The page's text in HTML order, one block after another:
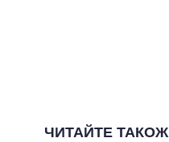
ЧИТАЙТЕ ТАКОЖ